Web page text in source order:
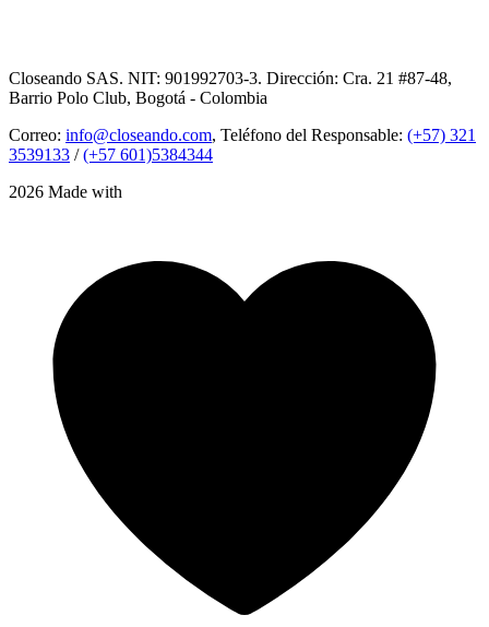
Closeando SAS. NIT: 901992703-3. Dirección: Cra. 21 #87-48,
Barrio Polo Club, Bogotá - Colombia
Correo: info@closeando.com, Teléfono del Responsable: (+57) 321
3539133 /(+57 601)5384344
2026 Made with